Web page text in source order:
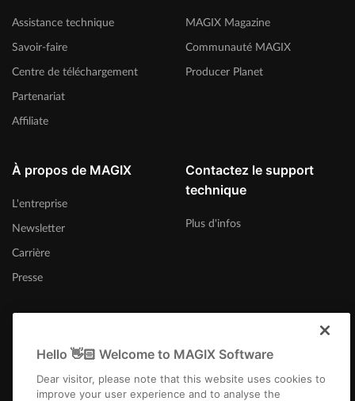
Assistance technique
Savoir-faire
Centre de téléchargement
Partenariat
Affiliate
MAGIX Magazine
Communauté MAGIX
Producer Planet
À propos de MAGIX
L'entreprise
Newsletter
Carrière
Presse
Contactez le support
technique
Plus d'infos
International
Hello 👋🏻 Welcome to MAGIX Software
Dear visitor, please note that this website uses cookies to
improve your user experience and to analyse the